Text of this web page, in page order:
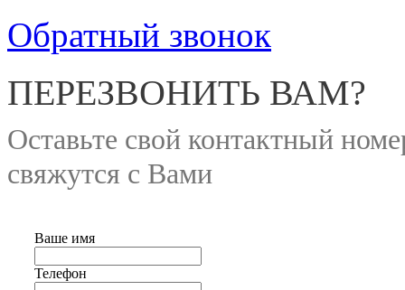
Обратный звонок
ПЕРЕЗВОНИТЬ ВАМ?
Оставьте свой контактный
свяжутся с Вами
Ваше имя
Телефон